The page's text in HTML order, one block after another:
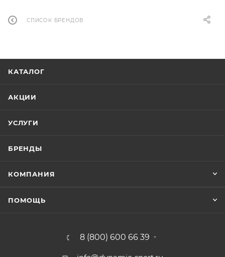
СПИСОК БРЕНДОВ
КАТАЛОГ
АКЦИИ
УСЛУГИ
БРЕНДЫ
КОМПАНИЯ
ПОМОЩЬ
8 (800) 600 66 39